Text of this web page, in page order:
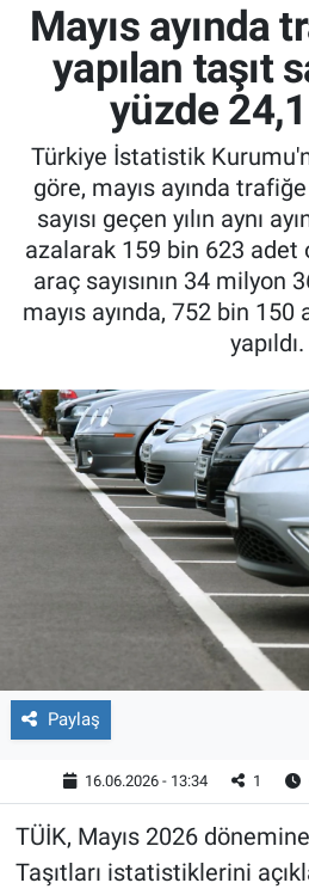
Mayıs ayında
yapılan taşıt
yüzde
Türkiye İstatistik
göre, mayıs ayında
sayısı geçen yılın aynı
azalarak 159 bin 623 adet
araç sayısının 34 milyon
mayıs ayında, 752 bin 150
yapıldı.
Paylaş
16.06.2026 - 13:34 1
TÜİK, Mayıs 2026
Taşıtları istatistiklerini